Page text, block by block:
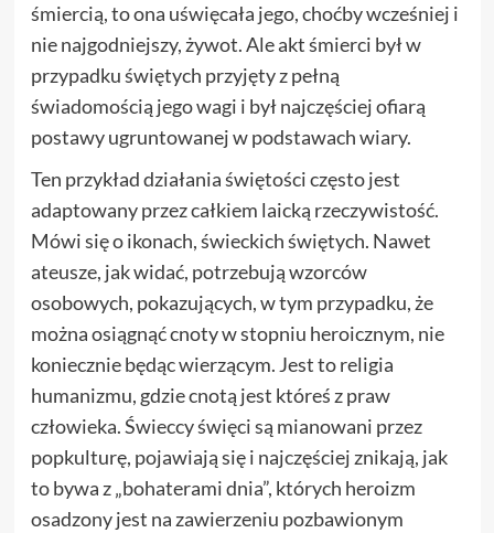
śmiercią, to ona uświęcała jego, choćby wcześniej i
nie najgodniejszy, żywot. Ale akt śmierci był w
przypadku świętych przyjęty z pełną
świadomością jego wagi i był najczęściej ofiarą
postawy ugruntowanej w podstawach wiary.
Ten przykład działania świętości często jest
adaptowany przez całkiem laicką rzeczywistość.
Mówi się o ikonach, świeckich świętych. Nawet
ateusze, jak widać, potrzebują wzorców
osobowych, pokazujących, w tym przypadku, że
można osiągnąć cnoty w stopniu heroicznym, nie
koniecznie będąc wierzącym. Jest to religia
humanizmu, gdzie cnotą jest któreś z praw
człowieka. Świeccy święci są mianowani przez
popkulturę, pojawiają się i najczęściej znikają, jak
to bywa z „bohaterami dnia”, których heroizm
osadzony jest na zawierzeniu pozbawionym